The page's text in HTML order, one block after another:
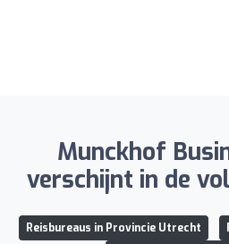
Munckhof
verschijnt in de
Reisbureaus in Provincie Utrecht